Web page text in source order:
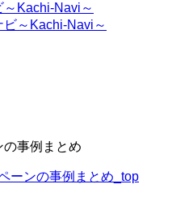
Kachi-Navi～
の事例まとめ
ーンの事例まとめ_top